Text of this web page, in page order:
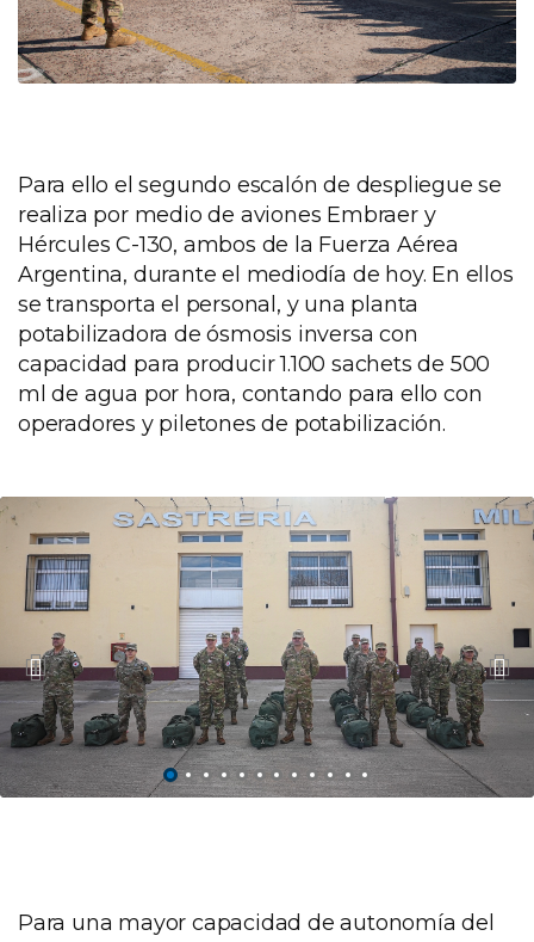
Para ello el segundo escalón de despliegue se
realiza por medio de aviones Embraer y
Hércules C-130, ambos de la Fuerza Aérea
Argentina, durante el mediodía de hoy. En ellos
se transporta el personal, y una planta
potabilizadora de ósmosis inversa con
capacidad para producir 1.100 sachets de 500
ml de agua por hora, contando para ello con
operadores y piletones de potabilización.
Para una mayor capacidad de autonomía del